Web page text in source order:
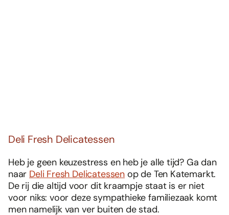
Deli Fresh Delicatessen
Heb je geen keuzestress en heb je alle tijd? Ga dan
naar Deli Fresh Delicatessenop de Ten Katemarkt.
De rij die altijd voor dit kraampje staat is er niet
voor niks: voor deze sympathieke familiezaak komt
men namelijk van ver buiten de stad.